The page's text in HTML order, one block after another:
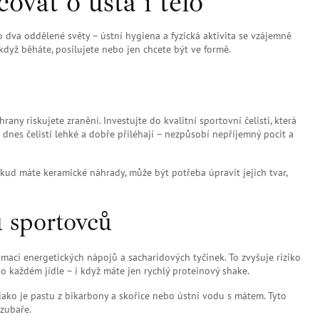
oddělené světy – ústní hygiena a fyzická aktivita se vzájemně
běháte, posilujete nebo jen chcete být ve formě.
riskujete zranění. Investujte do kvalitní sportovní čelisti, která
čelisti lehké a dobře přiléhají – nezpůsobí nepříjemný pocit a
máte keramické náhrady, může být potřeba úpravit jejich tvar,
sportovců
energetických nápojů a sacharidových tyčinek. To zvyšuje riziko
každém jídle – i když máte jen rychlý proteinový shake.
je pastu z bikarbony a skořice nebo ústní vodu s mátem. Tyto